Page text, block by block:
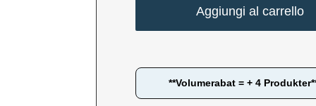
Aggiungi al carrello
**Volumerabat = + 4